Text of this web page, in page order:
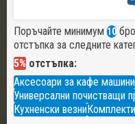
Поръчайте минимум 10
отстъпка за следните
5% отстъпка:
Аксесоари за кафе машини
Универсални почистващи
Кухненски везни